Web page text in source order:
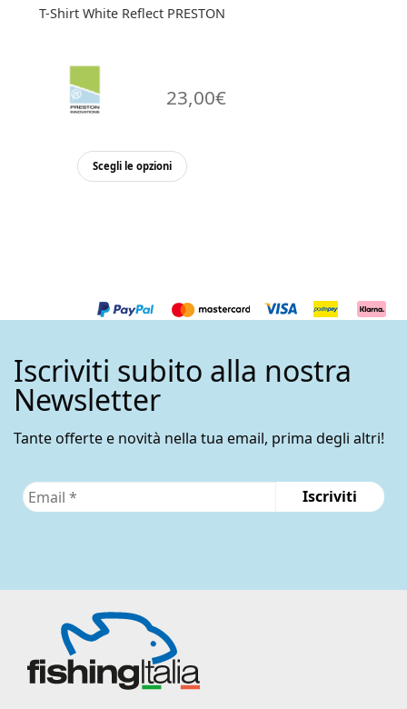
T-Shirt White Reflect PRESTON
23,00€
Scegli le opzioni
Questo
opzioni
possono
scelte
nella
del
Iscriviti subito alla nostra
Newsletter
Tante offerte e novità nella tua email, prima degli altri!